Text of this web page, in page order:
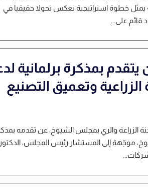
يمثل خطوة استراتيجية تعكس تحولا حقيقيا في
قائم على...
يتقدم بمذكرة برلمانية
وتعميق التصنيع
الزراعة والري بمجلس الشيوخ، عن تقدمه
موجّهة إلى المستشار رئيس المجلس، الدكتور